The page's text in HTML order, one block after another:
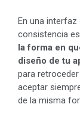
En una interfaz
consistencia es
la forma en
diseño de tu
para
aceptar
de la misma